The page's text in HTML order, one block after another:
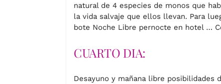
natural de 4 especies de monos que
la vida salvaje que ellos llevan. Para
bote Noche Libre pernocte en hotel …
CUARTO DIA:
Desayuno y mañana libre posibilidades